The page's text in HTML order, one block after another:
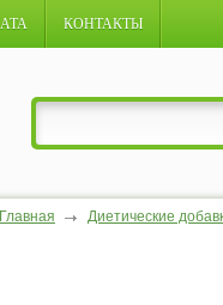
КОНТАКТЫ
Главная Диетические